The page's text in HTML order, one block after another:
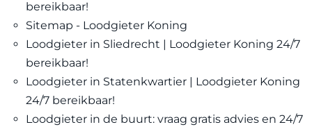
bereikbaar!
Sitemap - Loodgieter Koning
Loodgieter in Sliedrecht | Loodgieter Koning 24/7
bereikbaar!
Loodgieter in Statenkwartier | Loodgieter Koning
24/7 bereikbaar!
Loodgieter in de buurt: vraag gratis advies en 24/7